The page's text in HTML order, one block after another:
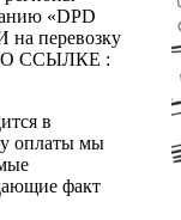
«DPD
перевозку
ССЫЛКЕ :
в
оплаты мы
факт